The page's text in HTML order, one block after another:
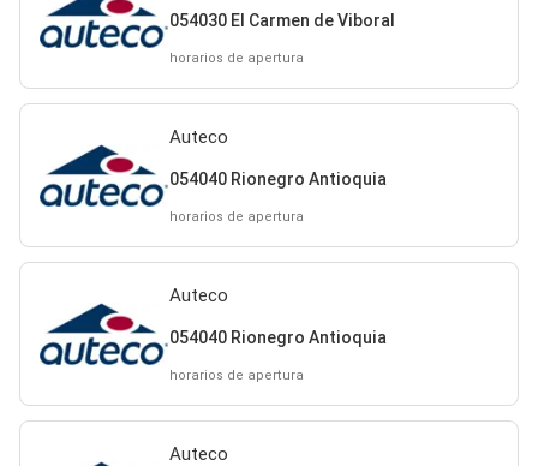
054030 El Carmen de Viboral
horarios de apertura
Auteco
054040 Rionegro Antioquia
horarios de apertura
Auteco
054040 Rionegro Antioquia
horarios de apertura
Auteco